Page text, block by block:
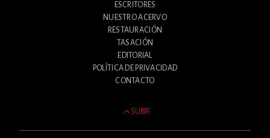
ESCRITORES
NUESTRO ACERVO
RESTAURACIÓN
TASACIÓN
EDITORIAL
POLÍTICA DE PRIVACIDAD
CONTACTO
SUBIR